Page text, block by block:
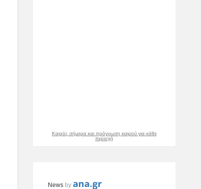
Καιρός σήμερα και πρόγνωση καιρού για κάθε
περιοχή